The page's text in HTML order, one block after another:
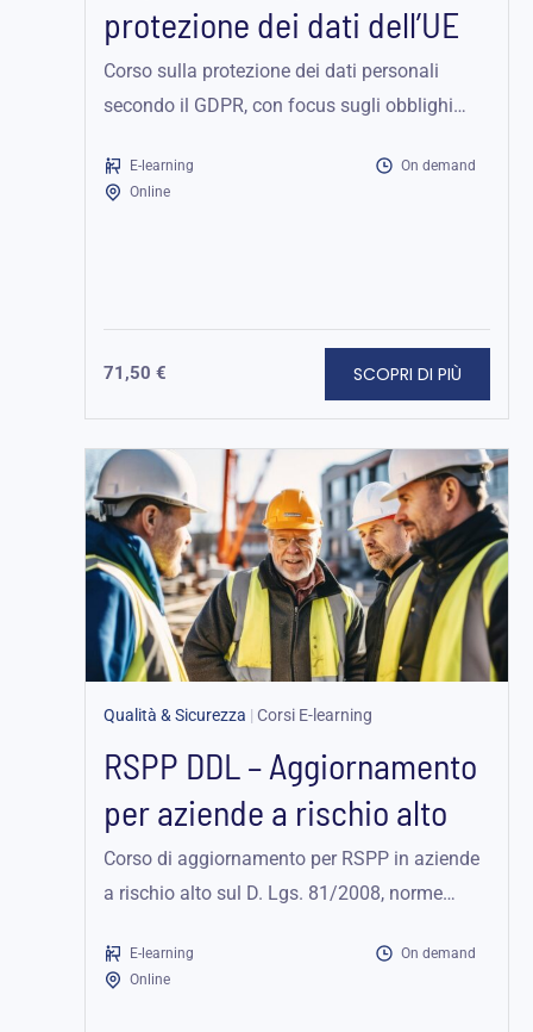
protezione dei dati dell’UE
Corso sulla protezione dei dati personali
secondo il GDPR, con focus sugli obblighi
E-learning
On demand
Online
71,50 € SCOPRI DI PIÙ
Qualità & Sicurezza | Corsi E-learning
RSPP DDL – Aggiornamento
per aziende a rischio alto
Corso di aggiornamento per RSPP in aziende
a rischio alto sul D. Lgs. 81/2008, norme
E-learning
On demand
Online